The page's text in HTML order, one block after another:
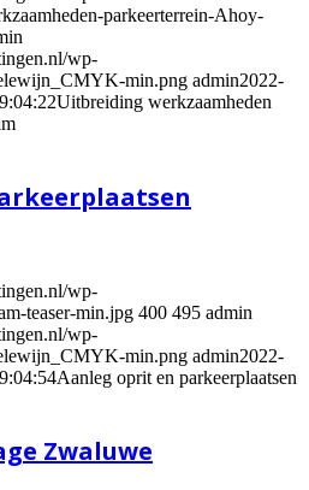
parkeerterrein-Ahoy-
wp-
min.png admin2022-
Uitbreiding werkzaamheden
wp-
teaser-min.jpg 400 495 admin
wp-
min.png admin2022-
Aanleg oprit en parkeerplaatsen
Zwaluwe